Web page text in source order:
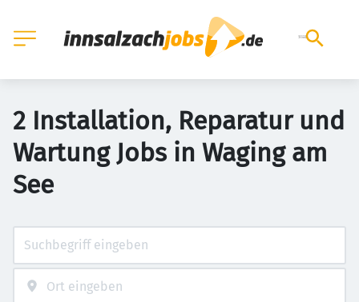
2 Installation, Reparatur und
Wartung Jobs in Waging am
See